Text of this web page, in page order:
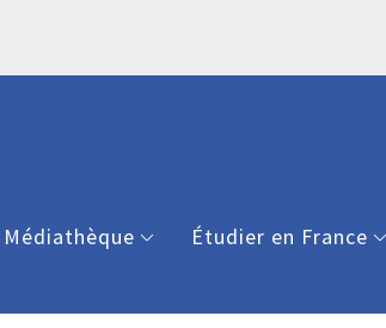
Médiathèque Étudier en France